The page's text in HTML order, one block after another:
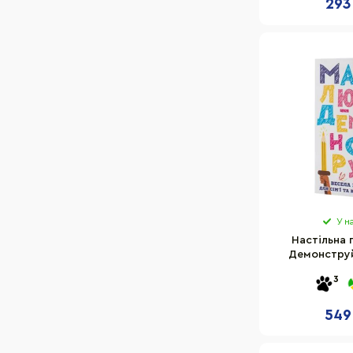
У
3